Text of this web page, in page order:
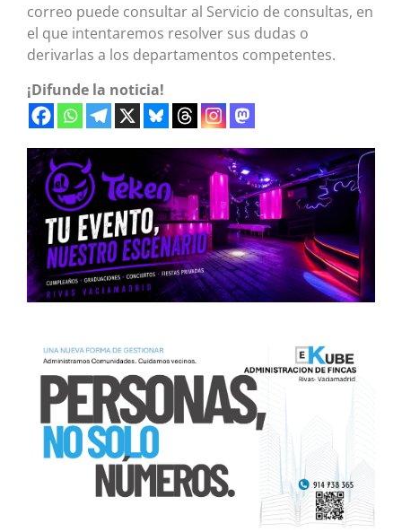
correo puede consultar al Servicio de consultas, en
el que intentaremos resolver sus dudas o
derivarlas a los departamentos competentes.
¡Difunde la noticia!